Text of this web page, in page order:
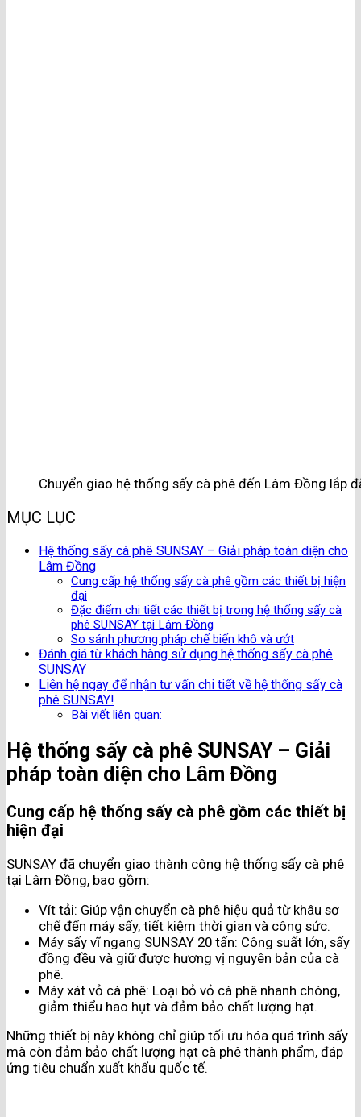
Chuyển giao hệ thống sấy cà phê đến Lâm Đồng lắp
MỤC LỤC
Hệ thống sấy cà phê SUNSAY – Giải pháp toàn diện cho
Lâm Đồng
Cung cấp hệ thống sấy cà phê gồm các thiết bị hiện
đại
Đặc điểm chi tiết các thiết bị trong hệ thống sấy cà
phê SUNSAY tại Lâm Đồng
So sánh phương pháp chế biến khô và ướt
Đánh giá từ khách hàng sử dụng hệ thống sấy cà phê
SUNSAY
Liên hệ ngay để nhận tư vấn chi tiết về hệ thống sấy cà
phê SUNSAY!
Bài viết liên quan:
Hệ thống sấy cà phê SUNSAY – Giải
pháp toàn diện cho Lâm Đồng
Cung cấp hệ thống sấy cà phê gồm các thiết bị
hiện đại
SUNSAY đã chuyển giao thành công hệ thống sấy cà phê
tại Lâm Đồng, bao gồm:
Vít tải: Giúp vận chuyển cà phê hiệu quả từ khâu sơ
chế đến máy sấy, tiết kiệm thời gian và công sức​.
Máy sấy vĩ ngang SUNSAY 20 tấn: Công suất lớn, sấy
đồng đều và giữ được hương vị nguyên bản của cà
phê​.
Máy xát vỏ cà phê: Loại bỏ vỏ cà phê nhanh chóng,
giảm thiểu hao hụt và đảm bảo chất lượng hạt​.
Những thiết bị này không chỉ giúp tối ưu hóa quá trình sấy
mà còn đảm bảo chất lượng hạt cà phê thành phẩm, đáp
ứng tiêu chuẩn xuất khẩu quốc tế​.